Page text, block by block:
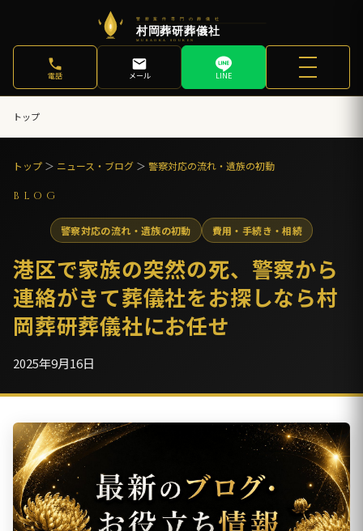
電話 メール LINE
トップ
トップ ＞ ニュース・ブログ ＞ 警察対応の流れ・遺族の初動
BLOG
警察対応の流れ・遺族の初動 費用・手続き・相続
港区で家族の突然の死、警察から
連絡がきて葬儀社をお探しなら村
岡葬研葬儀社にお任せ
2025年9月16日